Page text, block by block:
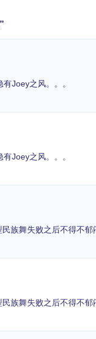
Joey之风。。。
Joey之风。。。
族舞失败之后不得不郁
族舞失败之后不得不郁